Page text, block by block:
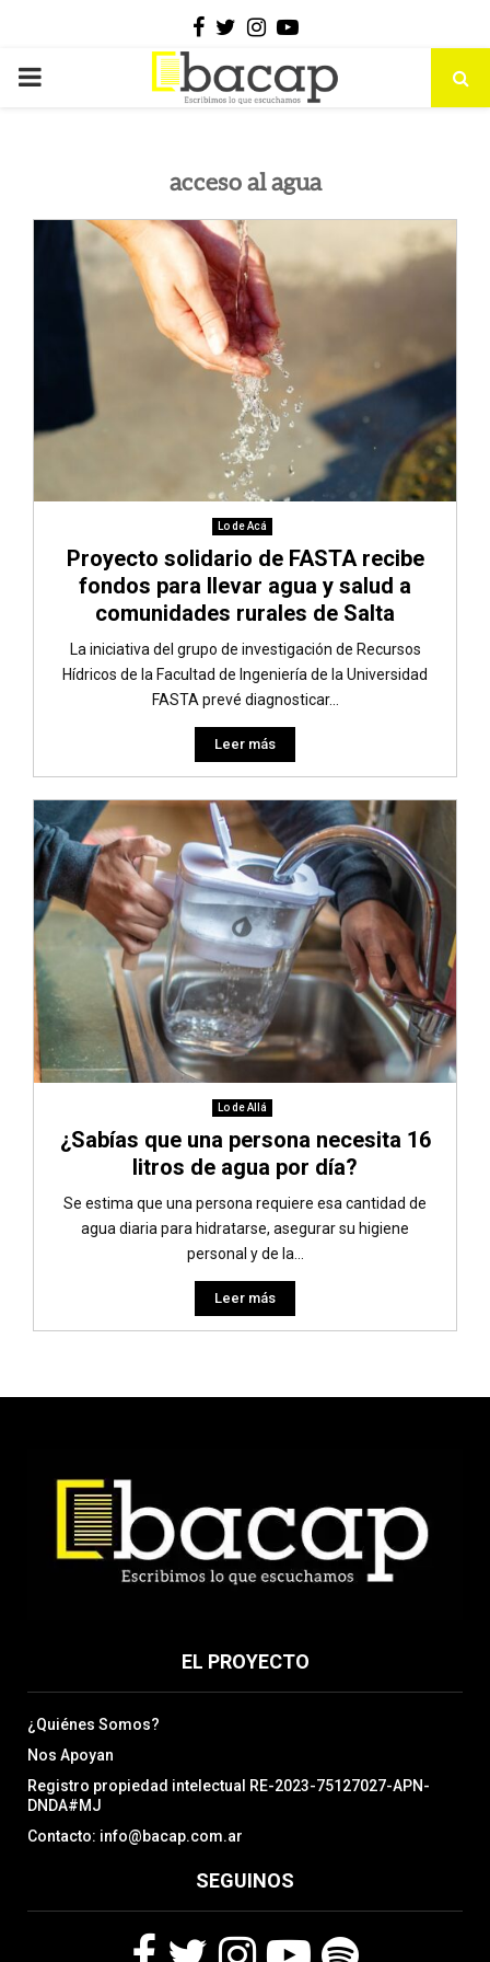
Facebook
Twitter
Instagram
Youtube
PRIMARY
acceso al agua
Lo de Acá
Proyecto solidario de FASTA recibe
fondos para llevar agua y salud a
comunidades rurales de Salta
La iniciativa del grupo de investigación de Recursos
Hídricos de la Facultad de Ingeniería de la Universidad
FASTA prevé diagnosticar...
Leer más
Lo de Allá
¿Sabías que una persona necesita 16
litros de agua por día?
Se estima que una persona requiere esa cantidad de
agua diaria para hidratarse, asegurar su higiene
personal y de la...
Leer más
EL PROYECTO
¿Quiénes Somos?
Nos Apoyan
Registro propiedad intelectual RE-2023-75127027-APN-
DNDA#MJ
Contacto: info@bacap.com.ar
SEGUINOS